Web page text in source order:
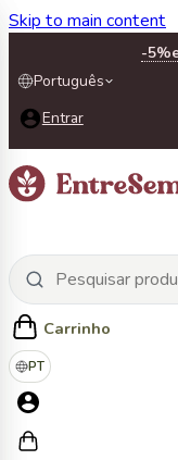
Skip to main content
-5%
Português
Entrar
Carrinho
PT